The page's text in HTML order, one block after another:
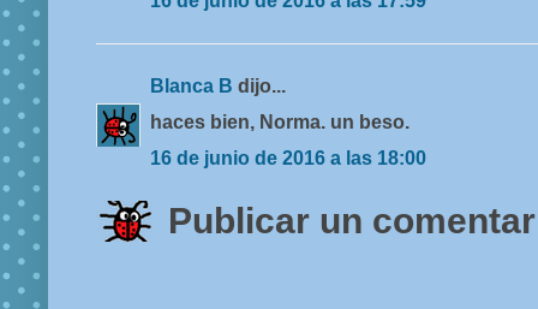
Blanca B dijo...
haces bien, Norma. un beso.
16 de junio de 2016 a las 18:00
Publicar un